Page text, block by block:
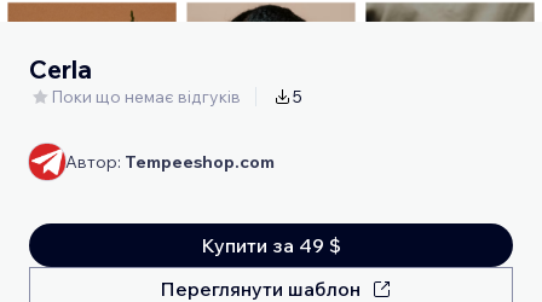
Cerla
Поки що немає відгуків 5
Автор: Tempeeshop.com
Купити за 49 $
Переглянути шаблон